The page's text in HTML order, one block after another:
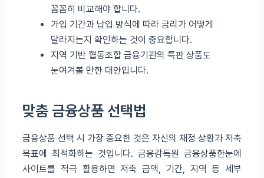
꼼꼼히 비교해야 합니다.
가입 기간과 납입 방식에 따라 금리가 어떻게
달라지는지 확인하는 것이 중요합니다.
지역 기반 협동조합 금융기관의 특판 상품도
눈여겨볼 만한 대안입니다.
맞춤 금융상품 선택법
금융상품 선택 시 가장 중요한 것은 자신의 재정 상황과 저축
목표에 최적화하는 것입니다. 금융감독원 금융상품한눈에
사이트를 적극 활용하면 저축 금액, 기간, 지역 등 세부